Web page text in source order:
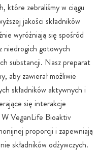
które zebraliśmy w ciągu
jakości składników
wyróżniają się spośród
niedrogich gotowych
substancji. Nasz preparat
aby zawierał możliwie
składników aktywnych i
się interakcje
W VeganLife Bioaktiv
proporcji i zapewniają
składników odżywczych.